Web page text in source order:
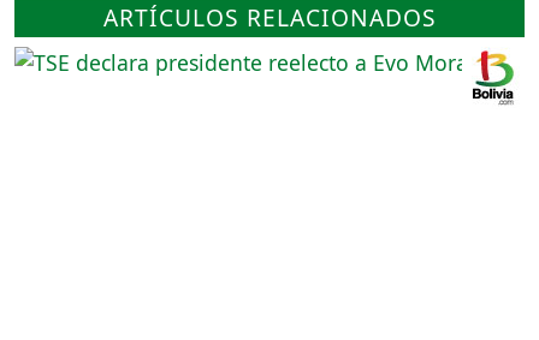
ARTÍCULOS RELACIONADOS